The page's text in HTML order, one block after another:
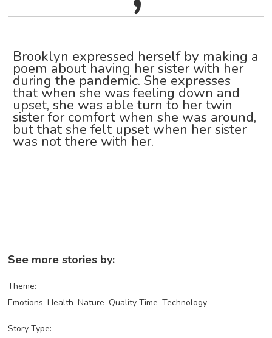
Brooklyn expressed herself by making a
poem about having her sister with her
during the pandemic. She expresses
that when she was feeling down and
upset, she was able turn to her twin
sister for comfort when she was around,
but that she felt upset when her sister
was not there with her.
See more stories by:
Theme:
Emotions Health Nature Quality Time Technology
Story Type: